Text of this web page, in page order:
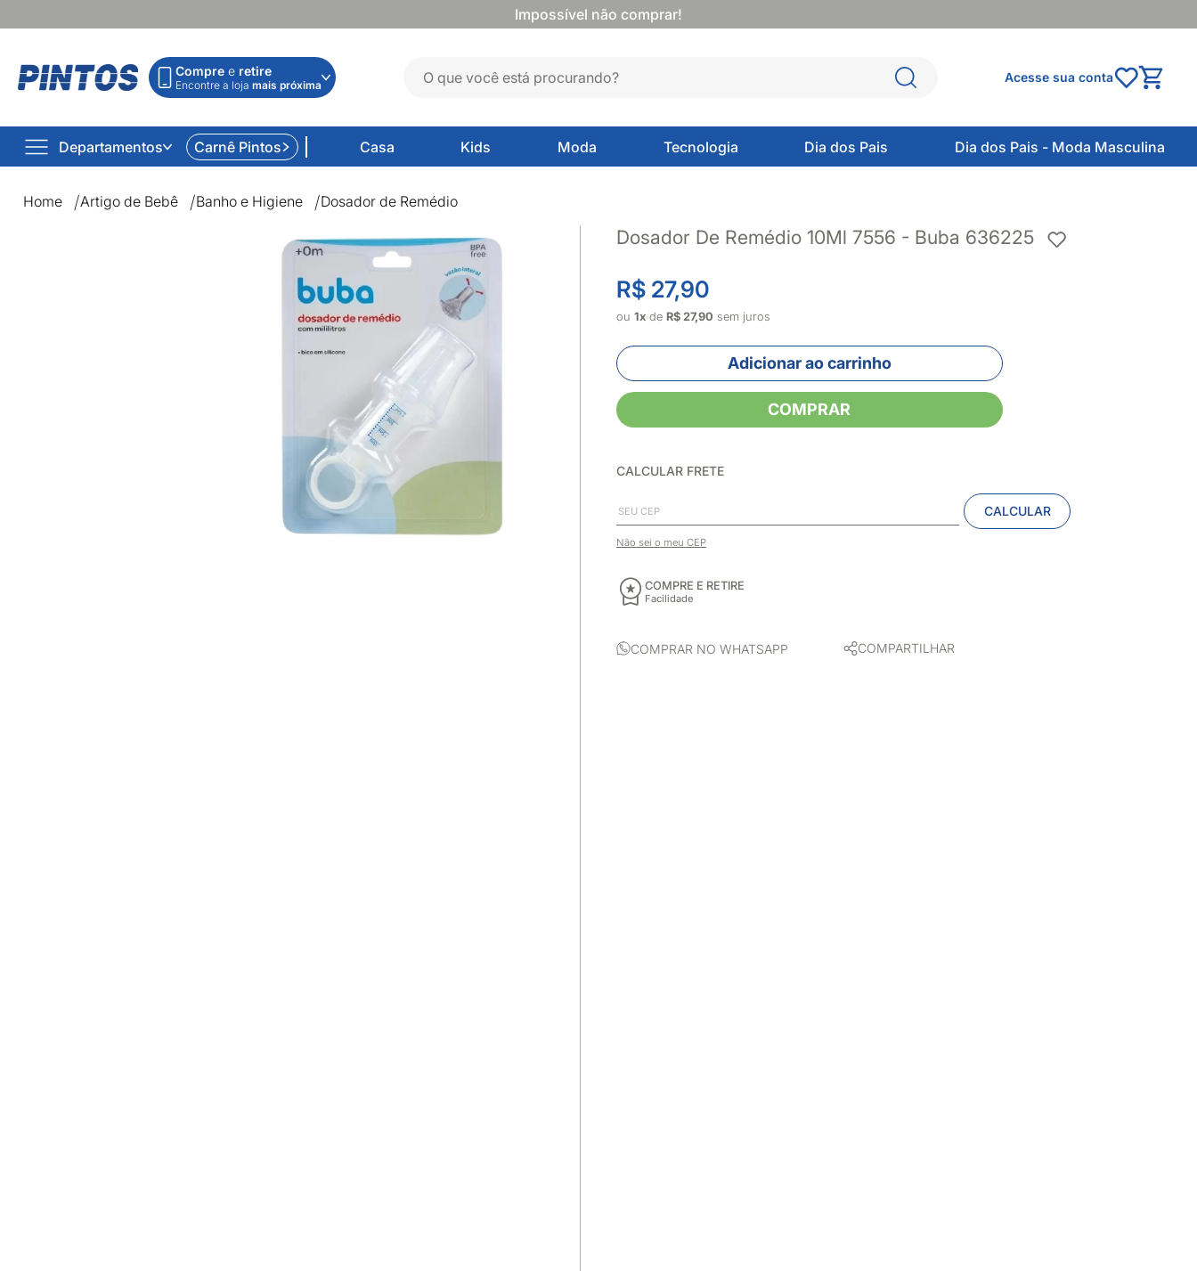
Impossível não comprar!
Compre e retire
Encontre a loja mais próxima
Acesse sua conta
Departamentos Carnê Pintos Casa Kids Moda Tecnologia Dia dos Pais Dia dos Pais - Moda Masculina
Home Artigo de Bebê Banho e Higiene Dosador de Remédio
Dosador De Remédio 10Ml 7556 - Buba 636225
R$ 27,90
ou 1x de R$ 27,90 sem juros
Adicionar ao carrinho
COMPRAR
CALCULAR FRETE
CALCULAR
Não sei o meu CEP
COMPRE E RETIRE
Facilidade
COMPRAR NO WHATSAPP COMPARTILHAR